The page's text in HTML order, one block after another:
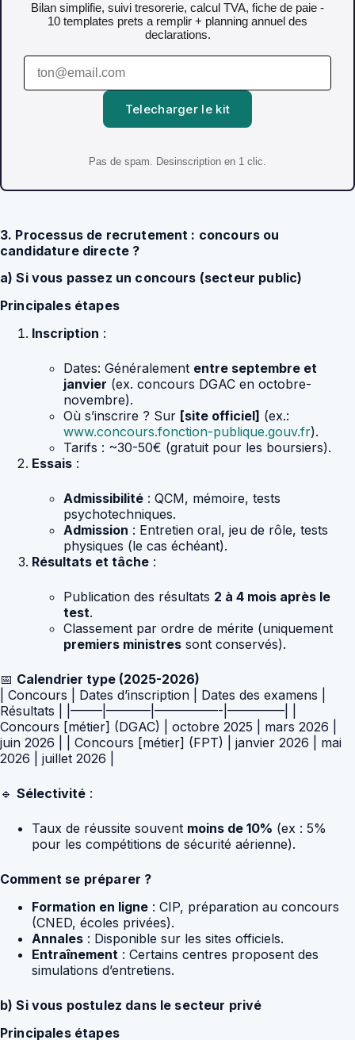
Bilan simplifie, suivi tresorerie, calcul TVA, fiche de paie -
10 templates prets a remplir + planning annuel des
declarations.
Telecharger le kit
Pas de spam. Desinscription en 1 clic.
3. Processus de recrutement : concours ou
candidature directe ?
a) Si vous passez un concours (secteur public)
Principales étapes
Inscription :
Dates: Généralement entre septembre et
janvier (ex. concours DGAC en octobre-
novembre).
Où s’inscrire ? Sur [site officiel] (ex.:
www.concours.fonction-publique.gouv.fr).
Tarifs : ~30-50€ (gratuit pour les boursiers).
Essais :
Admissibilité : QCM, mémoire, tests
psychotechniques.
Admission : Entretien oral, jeu de rôle, tests
physiques (le cas échéant).
Résultats et tâche :
Publication des résultats 2 à 4 mois après le
test.
Classement par ordre de mérite (uniquement
premiers ministres sont conservés).
📅 Calendrier type (2025-2026)
| Concours | Dates d’inscription | Dates des examens |
Résultats | |——–|———–|—————-|————–| |
Concours [métier] (DGAC) | octobre 2025 | mars 2026 |
juin 2026 | | Concours [métier] (FPT) | janvier 2026 | mai
2026 | juillet 2026 |
🔹 Sélectivité :
Taux de réussite souvent moins de 10% (ex : 5%
pour les compétitions de sécurité aérienne).
Comment se préparer ?
Formation en ligne : CIP, préparation au concours
(CNED, écoles privées).
Annales : Disponible sur les sites officiels.
Entraînement : Certains centres proposent des
simulations d’entretiens.
b) Si vous postulez dans le secteur privé
Principales étapes